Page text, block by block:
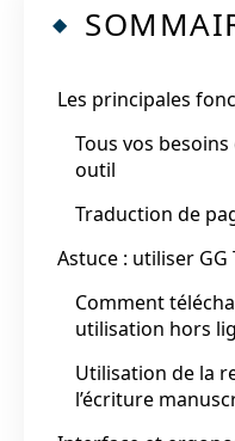
Les principales
Tous vos
outil
Traduction de
Astuce : utiliser
Comment
utilisation hors
Utilisation de la
l’écriture